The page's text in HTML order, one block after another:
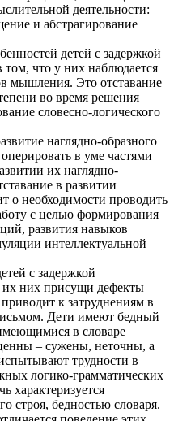
деятельности:
и абстрагирование
детей с задержкой
том, что у них наблюдается
мышления. Это отставание
во время решения
словесно-логического
наглядно-образного
в уме частями
их наглядно-
в развитии
о необходимости проводить
с целью формирования
развития навыков
интеллектуальной
с задержкой
их них присущи дефекты
к затруднениям в
Дети имеют бедный
в словаре
– сужены, неточны, а
трудности в
логико-грамматических
характеризуется
строя, бедностью словаря.